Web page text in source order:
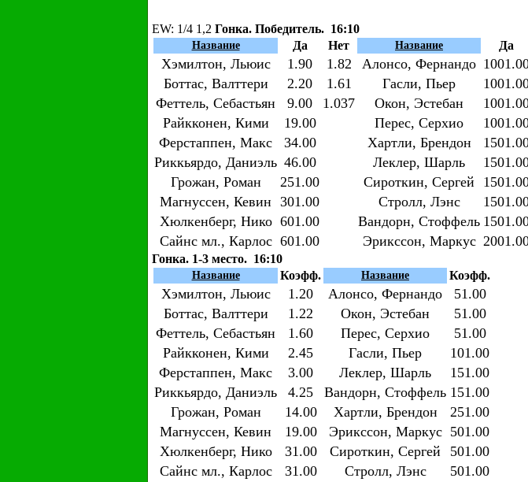
EW: 1/4 1,2 Гонка. Победитель. 16:10
Название Да Нет Название Да
Хэмилтон, Льюис 1.90 1.82 Алонсо, Фернандо
Боттас, Валттери
2.20 1.61 Гасли, Пьер
Феттель, Себастьян
9.00 1.037 Окон, Эстебан
Райкконен, Кими
19.00 Перес, Серхио
Ферстаппен, Макс
34.00 Хартли, Брендон
Риккьярдо, Даниэль 46.00 Леклер, Шарль
Грожан, Роман
251.00 Сироткин, Сергей
Магнуссен, Кевин 301.00 Стролл, Лэнс
Хюлкенберг, Нико 601.00 Вандорн, Стоффель
Сайнс мл., Карлос 601.00 Эрикссон, Маркус
Гонка. 1-3 место. 16:10
Название Коэфф. Название Коэфф.
Хэмилтон, Льюис 1.20 Алонсо, Фернандо
51.00
Боттас, Валттери
1.22 Окон, Эстебан
51.00
Феттель, Себастьян
1.60 Перес, Серхио
51.00
Райкконен, Кими
2.45 Гасли, Пьер
101.00
Ферстаппен, Макс
3.00 Леклер, Шарль
151.00
Риккьярдо, Даниэль
4.25 Вандорн, Стоффель 151.00
Грожан, Роман
14.00 Хартли, Брендон
251.00
Магнуссен, Кевин
19.00 Эрикссон, Маркус 501.00
Хюлкенберг, Нико
31.00 Сироткин, Сергей
501.00
Сайнс мл., Карлос
31.00 Стролл, Лэнс 501.00